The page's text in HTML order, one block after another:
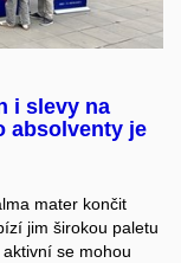
i slevy na
absolventy je
mater končit
jim širokou paletu
se mohou